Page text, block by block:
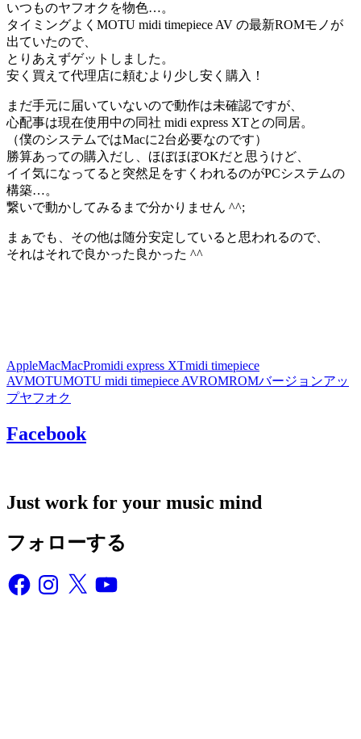
いつものヤフオクを物色…。
タイミングよくMOTU midi timepiece AV の最新ROMモノが
出ていたので、
とりあえずゲットしました。
安く買えて代理店に頼むより少し安く購入！
まだ手元に届いていないので動作は未確認ですが、
心配事は現在使用中の同社 midi express XTとの同居。
（僕のシステムではMacに2台必要なのです）
勝算あっての購入だし、ほぼほぼOKだと思うけど、
イイ気になってると突然足をすくわれるのがPCシステムの
構築…。
繋いで動かしてみるまで分かりません ^^;
まぁでも、その他は随分安定していると思われるので、
それはそれで良かった良かった ^^
AppleMacMacPromidi express XTmidi timepiece
AVMOTUMOTU midi timepiece AVROMROMバージョンアッ
プヤフオク
Facebook
Just work for your music mind
フォローする
FacebookInstagram
X YouTube